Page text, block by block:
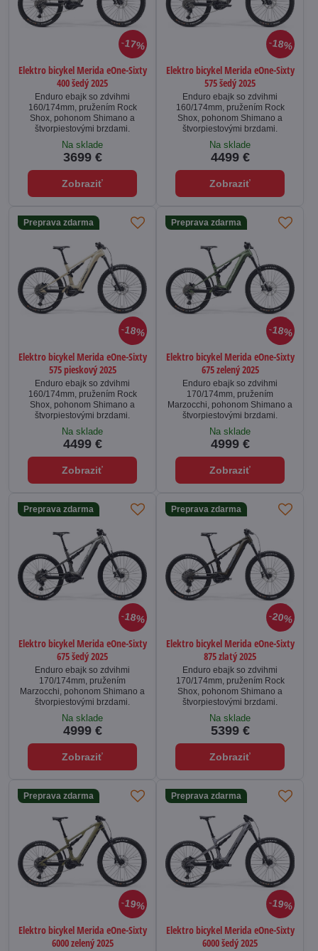
17%
Elektro bicykel Merida eOne-Sixty
400 šedý 2025
Enduro ebajk so zdvihmi
160/174mm, pružením Rock
Shox, pohonom Shimano a
štvorpiestovými brzdami.
Na sklade
3699 €
Zobraziť
18%
Elektro bicykel Merida eOne-Sixty
575 šedý 2025
Enduro ebajk so zdvihmi
160/174mm, pružením Rock
Shox, pohonom Shimano a
štvorpiestovými brzdami.
Na sklade
4499 €
Zobraziť
18%
Preprava zdarma
Elektro bicykel Merida eOne-Sixty
575 pieskový 2025
Enduro ebajk so zdvihmi
160/174mm, pružením Rock
Shox, pohonom Shimano a
štvorpiestovými brzdami.
Na sklade
4499 €
Zobraziť
18%
Preprava zdarma
Elektro bicykel Merida eOne-Sixty
675 zelený 2025
Enduro ebajk so zdvihmi
170/174mm, pružením
Marzocchi, pohonom Shimano a
štvorpiestovými brzdami.
Na sklade
4999 €
Zobraziť
18%
Preprava zdarma
Elektro bicykel Merida eOne-Sixty
675 šedý 2025
Enduro ebajk so zdvihmi
170/174mm, pružením
Marzocchi, pohonom Shimano a
štvorpiestovými brzdami.
Na sklade
4999 €
Zobraziť
20%
Preprava zdarma
Elektro bicykel Merida eOne-Sixty
875 zlatý 2025
Enduro ebajk so zdvihmi
170/174mm, pružením Rock
Shox, pohonom Shimano a
štvorpiestovými brzdami.
Na sklade
5399 €
Zobraziť
19%
Preprava zdarma
Elektro bicykel Merida eOne-Sixty
6000 zelený 2025
19%
Preprava zdarma
Elektro bicykel Merida eOne-Sixty
6000 šedý 2025